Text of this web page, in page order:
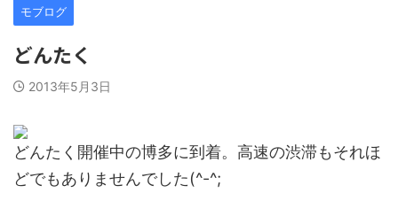
モブログ
どんたく
2013年5月3日
どんたく開催中の博多に到着。高速の渋滞もそれほ
どでもありませんでした(^-^;